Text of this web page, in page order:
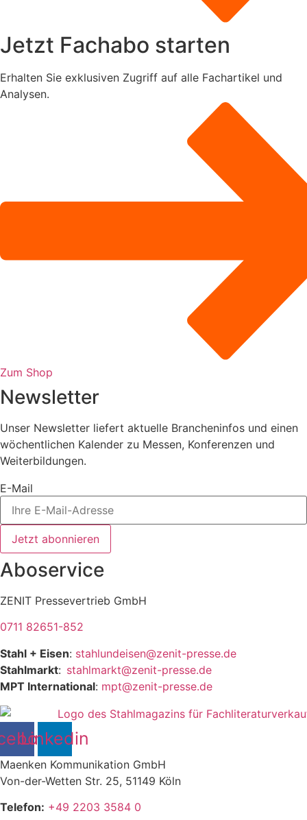
Jetzt Fachabo starten
Erhalten Sie exklusiven Zugriff auf alle Fachartikel und
Analysen.
Zum Shop
Newsletter
Unser Newsletter liefert aktuelle Brancheninfos und einen
wöchentlichen Kalender zu Messen, Konferenzen und
Weiterbildungen.
E-Mail
Jetzt abonnieren
Aboservice
ZENIT Pressevertrieb GmbH
0711 82651-852
Stahl + Eisen: stahlundeisen@zenit-presse.de
Stahlmarkt: stahlmarkt@zenit-presse.de
MPT International: mpt@zenit-presse.de
Linkedin
Maenken Kommunikation GmbH
Von-der-Wetten Str. 25, 51149 Köln
Telefon: +49 2203 3584 0